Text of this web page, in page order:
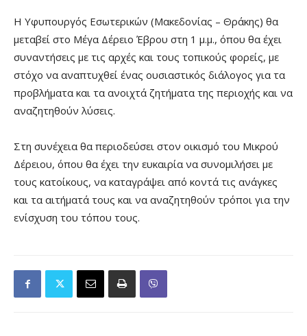
Η Υφυπουργός Εσωτερικών (Μακεδονίας – Θράκης) θα
μεταβεί στο Μέγα Δέρειο Έβρου στη 1 μ.μ., όπου θα έχει
συναντήσεις με τις αρχές και τους τοπικούς φορείς, με
στόχο να αναπτυχθεί ένας ουσιαστικός διάλογος για τα
προβλήματα και τα ανοιχτά ζητήματα της περιοχής και να
αναζητηθούν λύσεις.
Στη συνέχεια θα περιοδεύσει στον οικισμό του Μικρού
Δέρειου, όπου θα έχει την ευκαιρία να συνομιλήσει με
τους κατοίκους, να καταγράψει από κοντά τις ανάγκες
και τα αιτήματά τους και να αναζητηθούν τρόποι για την
ενίσχυση του τόπου τους.